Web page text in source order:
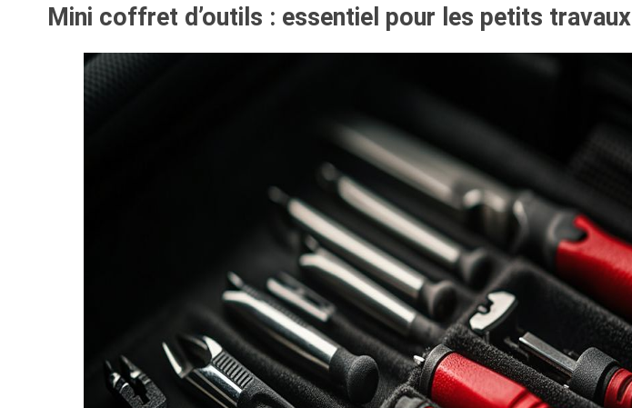
Mini coffret d’outils : essentiel pour les petits travaux